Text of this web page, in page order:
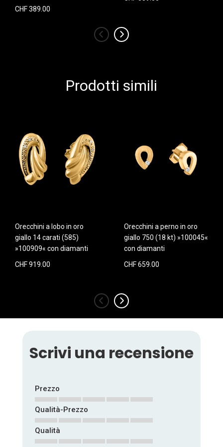
CHF 389.00
‹ ›
Prodotti simili
Orecchini a lobo in oro
giallo 14 carati (585)
»100909« con diamanti
CHF 919.00
Orecchini a perno in oro
giallo 750 (18 kt) »100045«
con diamanti
CHF 659.00
‹ ›
Scrivi una recensione
Prezzo
1
star
2
stars
3
stars
4
stars
5
stars
Qualità-Prezzo
1
star
2
stars
3
stars
4
stars
5
stars
Qualità